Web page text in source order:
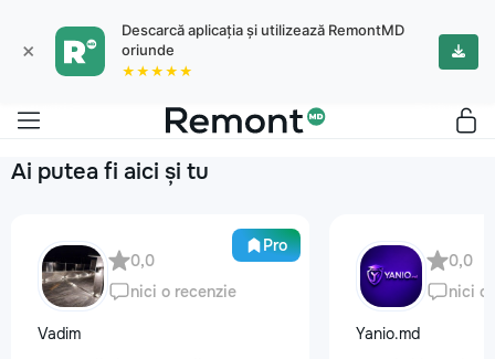
×
Descarcă aplicația și utilizează RemontMD
oriunde
★★★★★
Ai putea fi aici și tu
Pro
0,0
nici o recenzie
Vadim
0,0
nici o
Yanio.md